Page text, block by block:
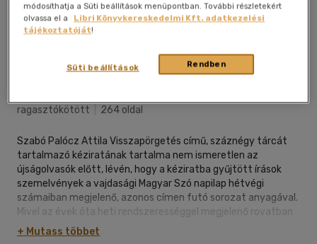
ragasztókötött
264 oldal
Szabó Palócz Attila Visszapörgetés című, száznégy tárcát
tartalmazó kéziratának tartalma nem ismeretlen az
újságolvasók előtt, lévén, hogy a kéziratba gyűjtött írások
szemelvények a vajdasági Magyar Szó napilap hétvégi
számaiban megjelenő, azonos címen futó sorozat anyagával.
Mivel az évek óta heti rendszerességgel megjelenő rovatban
tetemes mennyiségű anyag gyűlt össze, kézenfekvő a kiadói
és szerzői szándék, hogy ennek egy szeletkéjét kiemelve,
+ Mutass többet
módosíthatja a Süti beállítások menüpontban. További részletekért
olvassa el a
Libri Könyvkereskedelmi Kft. adatkezelési
tájékoztatóját!
Rendben
Süti beállítások